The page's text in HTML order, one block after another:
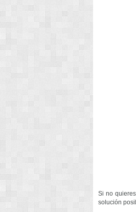
Si no
solución